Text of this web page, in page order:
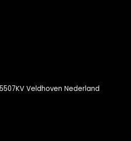
Veldhoven Nederland